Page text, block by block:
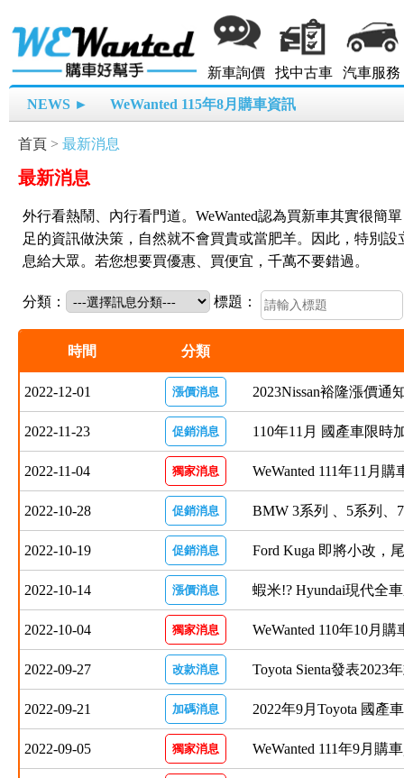
新車詢價 找中古車 汽車服務
NEWS ► WeWanted 115年8月購車資訊
首頁 > 最新消息
最新消息
外行看熱鬧、內行看門道。WeWanted認為買新車其實很簡
足的資訊做決策，自然就不會買貴或當肥羊。因此，特別
息給大眾。若您想要買優惠、買便宜，千萬不要錯過。
分類： 標題：
時間 分類
2022-12-01 漲價消息 2023Nissan裕隆漲價通
2022-11-23 促銷消息 110年11月 國產車限時
2022-11-04 獨家消息 WeWanted 111年11月購
2022-10-28 促銷消息 BMW 3系列 、5系列、
2022-10-19 促銷消息 Ford Kuga 即將小改，
2022-10-14 漲價消息 蝦米!? Hyundai現代全
2022-10-04 獨家消息 WeWanted 110年10月購
2022-09-27 改款消息 Toyota Sienta發表2023
2022-09-21 加碼消息 2022年9月Toyota 國產
2022-09-05 獨家消息 WeWanted 111年9月購